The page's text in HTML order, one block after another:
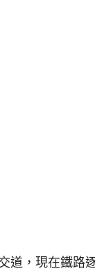
道，現在鐵路